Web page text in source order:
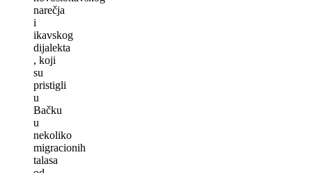
narečja
i
ikavskog
dijalekta
, koji
su
pristigli
u
Bačku
u
nekoliko
migracionih
talasa